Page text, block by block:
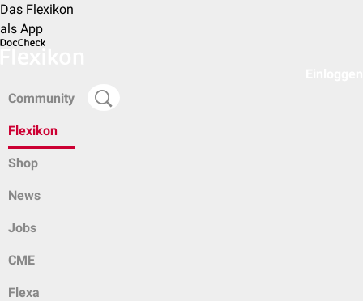
Das Flexikon
als App
Community
Flexikon
Shop
News
Jobs
CME
Flexa